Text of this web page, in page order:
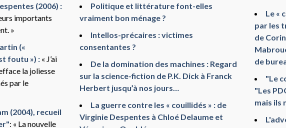
(2006) :
importants
»
(«
foutu ») : « J’ai
la joliesse
par le
(2004), recueil
: « La nouvelle
Politique et littérature font-elles
vraiment bon ménage ?
Intellos-précaires : victimes
consentantes ?
De la domination des machines : Regard
sur la science-fiction de P.K. Dick à Franck
Herbert jusqu’à nos jours…
La guerre contre les « couillidés » : de
Virginie Despentes à Chloé Delaume et
Le «
par les
de
de
"Le
"Les
mais ils